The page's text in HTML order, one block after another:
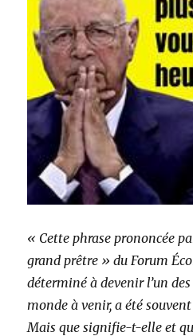
« Cette phrase prononcée
grand prêtre » du Forum
déterminé à devenir l’un
monde à venir, a été
Mais que signifie-t-elle et